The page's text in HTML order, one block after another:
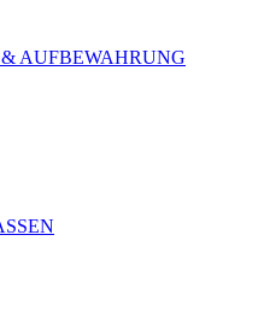
AUFBEWAHRUNG